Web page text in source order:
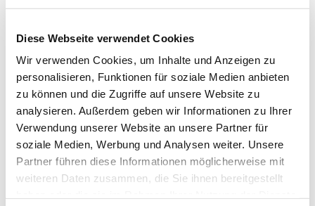
Diese Webseite verwendet Cookies
Wir verwenden Cookies, um Inhalte und Anzeigen zu
personalisieren, Funktionen für soziale Medien anbieten
zu können und die Zugriffe auf unsere Website zu
analysieren. Außerdem geben wir Informationen zu Ihrer
Verwendung unserer Website an unsere Partner für
soziale Medien, Werbung und Analysen weiter. Unsere
Partner führen diese Informationen möglicherweise mit
weiteren Daten zusammen, die Sie ihnen bereitgestellt
Schulstr. 22, 34260 Kaufungen
Jugendchor Kaufungen, Martin
Baumann (Leitung)
Interessierte Jugendliche können jederzeit -